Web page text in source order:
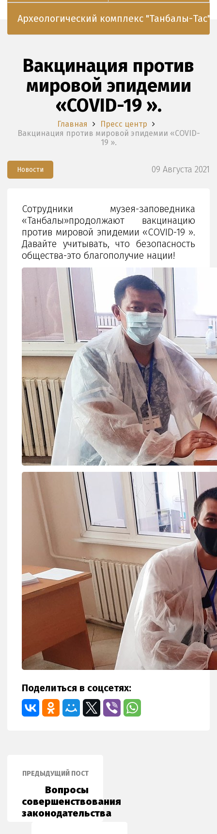
Археологический комплекс "Танбалы-Тас"
Вакцинация против
мировой эпидемии
«COVID-19 ».
Главная
Пресс центр
Вакцинация против мировой эпидемии «COVID-
19 ».
Новости 09 Августа 2021
Сотрудники музея-заповедника
«Танбалы»продолжают вакцинацию
против мировой эпидемии «COVID-19 ».
Давайте учитывать, что безопасность
общества-это благополучие нации!
Поделиться в соцсетях:
ПРЕДЫДУЩИЙ ПОСТ
Вопросы
совершенствования
законодательства